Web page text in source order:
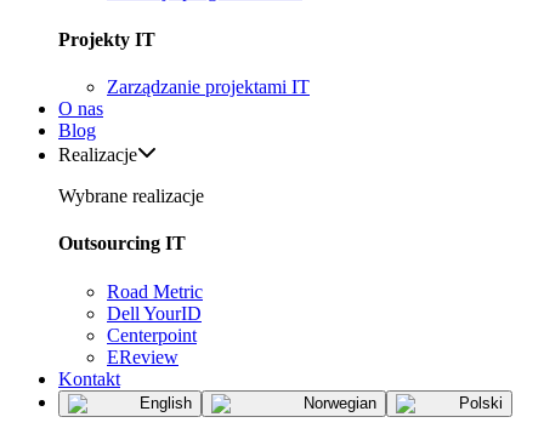
Projekty IT
Zarządzanie projektami IT
O nas
Blog
Realizacje
Wybrane realizacje
Outsourcing IT
Road Metric
Dell YourID
Centerpoint
EReview
Kontakt
English Norwegian Polski